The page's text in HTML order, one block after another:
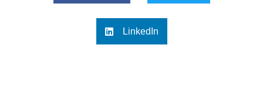
LinkedIn